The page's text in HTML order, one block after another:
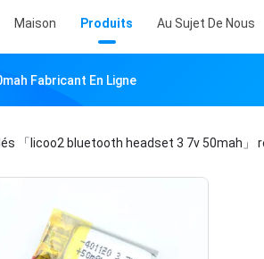
Maison Produits Au Sujet De Nous
Fabricant En Ligne
「licoo2 bluetooth headset 3 7v 50mah」